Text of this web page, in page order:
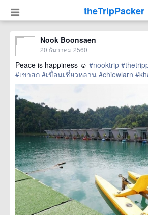
theTripPacker
Nook Boonsaen
20 ธันวาคม 2560
Peace is happiness ☺ #nooktrip
#เขาสก #เขื่อนเชี่ยวหลาน #chiewlarn